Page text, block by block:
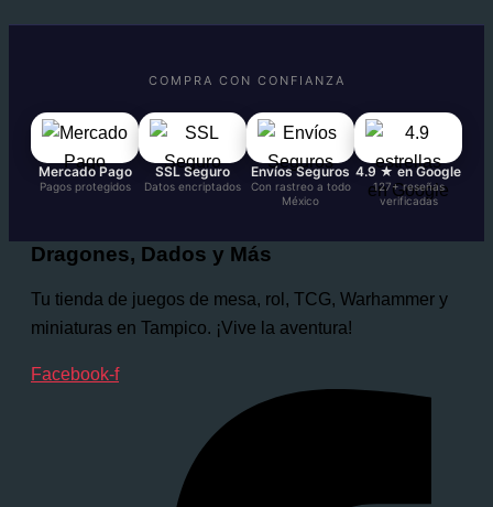
COMPRA CON CONFIANZA
Mercado Pago
Pagos protegidos
SSL Seguro
Datos encriptados
Envíos Seguros
Con rastreo a todo
México
4.9 ★ en Google
127+ reseñas
verificadas
Dragones, Dados y Más
Tu tienda de juegos de mesa, rol, TCG, Warhammer y
miniaturas en Tampico. ¡Vive la aventura!
Facebook-f